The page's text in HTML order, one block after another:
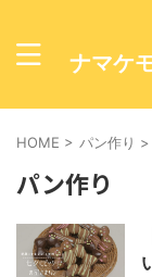
ナマケ
HOME > パン作り >
パン作り